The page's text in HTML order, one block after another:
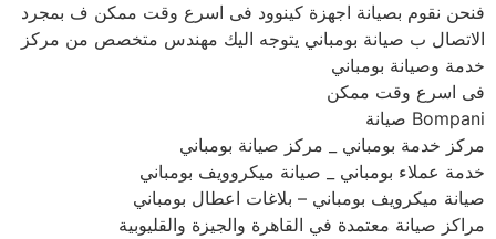
فنحن نقوم بصيانة اجهزة كينوود فى اسرع وقت ممكن ف بمجرد
الاتصال ب صيانة بومباني يتوجه اليك مهندس متخصص من مركز
خدمة وصيانة بومباني
فى اسرع وقت ممكن
Bompani صيانة
مركز خدمة بومباني _ مركز صيانة بومباني
خدمة عملاء بومباني _ صيانة ميكروويف بومباني
صيانة ميكرويف بومباني – بلاغات اعطال بومباني
مراكز صيانة معتمدة في القاهرة والجيزة والقليوبية